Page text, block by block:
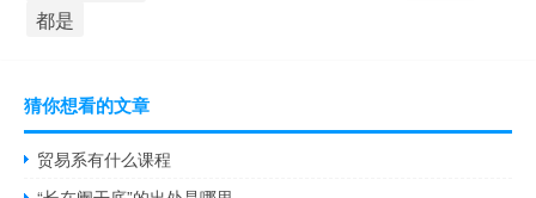
都是
猜你想看的文章
贸易系有什么课程